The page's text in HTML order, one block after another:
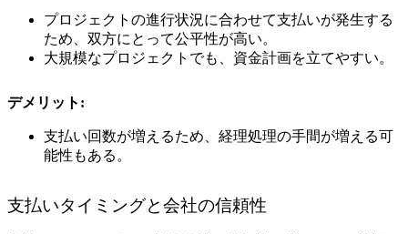
プロジェクトの進行状況に合わせて支払いが発生する
ため、双方にとって公平性が高い。
大規模なプロジェクトでも、資金計画を立てやすい。
デメリット:
支払い回数が増えるため、経理処理の手間が増える可
能性もある。
支払いタイミングと会社の信頼性